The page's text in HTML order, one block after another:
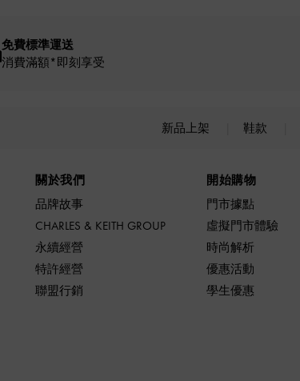
免費標準運送
消費滿額*即刻享受
新品上架 鞋款
關於我們
品牌故事
CHARLES & KEITH GROUP
永續經營
特許經營
聯盟行銷
開始購物
門市據點
虛擬門市體驗
時尚解析
優惠活動
學生優惠